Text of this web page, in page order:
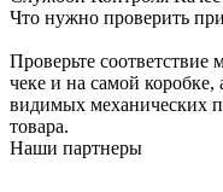
Что нужно проверить
Проверьте соответствие
чеке и на самой коробке,
видимых механических
товара.
Наши партнеры